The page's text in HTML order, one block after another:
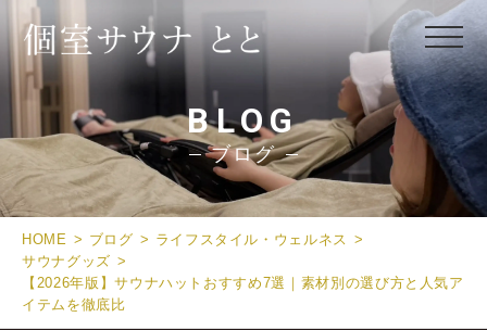
BLOG
ブログ
HOME ブログ
ライフスタイル・ウェルネス
サウナグッズ
【2026年版】サウナハットおすすめ7選｜素材別の選び方と人気ア
イテムを徹底比